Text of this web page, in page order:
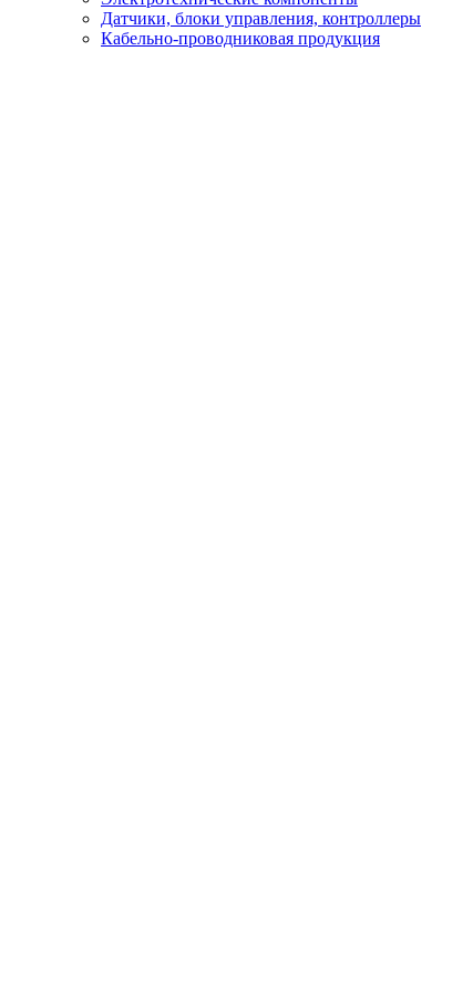
Датчики, блоки управления, контроллеры
Кабельно-проводниковая продукция